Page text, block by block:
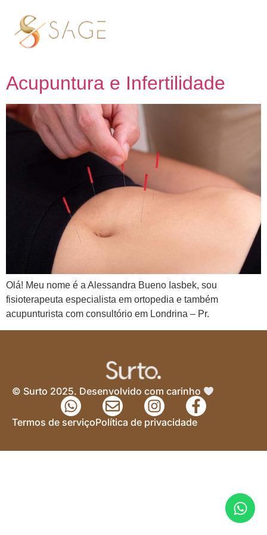
Tag: Acupuntura e
Fertilidade
Acupuntura e Infertilidade
Olá! Meu nome é a Alessandra Bueno Iasbek, sou
fisioterapeuta especialista em ortopedia e também
acupunturista com consultório em Londrina – Pr.
© Surto 2025. Desenvolvido com carinho
Termos de serviçoPolítica de privacidade